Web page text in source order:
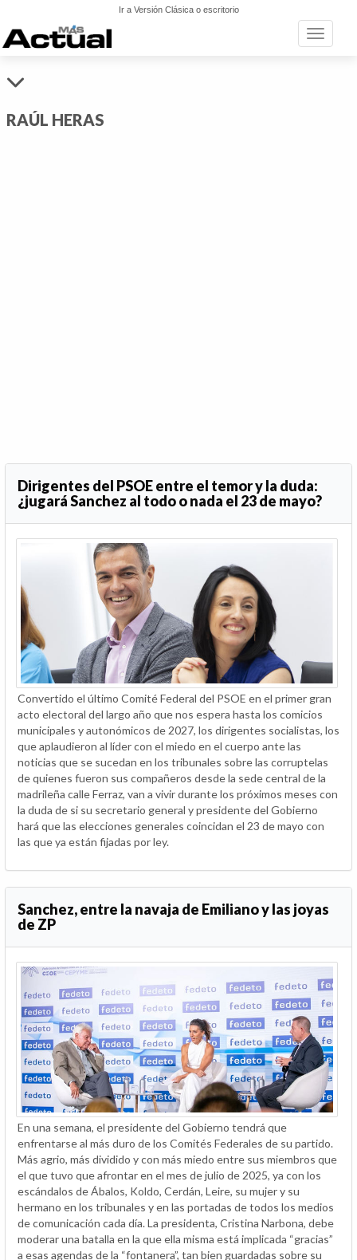
Ir a Versión Clásica o escritorio
Toggle
RAÚL HERAS
Dirigentes del PSOE entre el temor y la duda:
¿jugará Sanchez al todo o nada el 23 de mayo?
Convertido el último Comité Federal del PSOE en el primer gran
acto electoral del largo año que nos espera hasta los comicios
municipales y autonómicos de 2027, los dirigentes socialistas, los
que aplaudieron al líder con el miedo en el cuerpo ante las
noticias que se sucedan en los tribunales sobre las corruptelas
de quienes fueron sus compañeros desde la sede central de la
madrileña calle Ferraz, van a vivir durante los próximos meses con
la duda de si su secretario general y presidente del Gobierno
hará que las elecciones generales coincidan el 23 de mayo con
las que ya están fijadas por ley.
Sanchez, entre la navaja de Emiliano y las joyas
de ZP
En una semana, el presidente del Gobierno tendrá que
enfrentarse al más duro de los Comités Federales de su partido.
Más agrio, más dividido y con más miedo entre sus miembros que
el que tuvo que afrontar en el mes de julio de 2025, ya con los
escándalos de Ábalos, Koldo, Cerdán, Leire, su mujer y su
hermano en los tribunales y en las portadas de todos los medios
de comunicación cada día. La presidenta, Cristina Narbona, debe
moderar una batalla en la que ella misma está implicada “gracias”
a esas agendas de la “fontanera”, tan bien guardadas sobre su